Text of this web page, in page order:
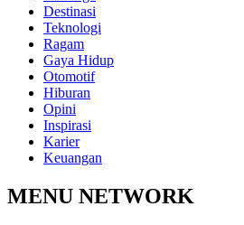
Destinasi
Teknologi
Ragam
Gaya Hidup
Otomotif
Hiburan
Opini
Inspirasi
Karier
Keuangan
MENU NETWORK